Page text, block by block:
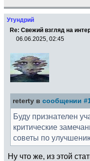
Утундрий
Re: Свежий взгляд на
06.06.2025, 02:45
reterty в сообщении
Буду признателен
критические
советы по
Ну что же, из этой